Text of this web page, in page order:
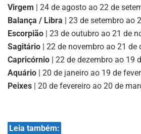
Virgem | 24 de agosto ao 22 de
Balança / Libra | 23 de setembro ao
Escorpião | 23 de outubro ao 21 de
Sagitário | 22 de novembro ao 21 de
Capricórnio | 22 de dezembro ao 19
Aquário | 20 de janeiro ao 19 de
Peixes | 20 de fevereiro ao 20 de
Leia também: